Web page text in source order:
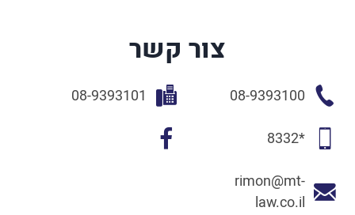
צור קשר
08-9393100
08-9393101
*8332
rimon@mt-
law.co.il